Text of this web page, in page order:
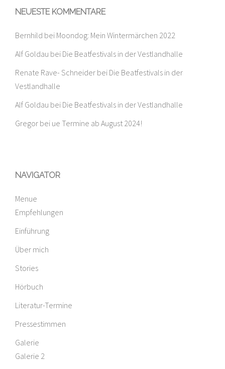
NEUESTE KOMMENTARE
Bernhild bei Moondog: Mein Wintermärchen 2022
Alf Goldau bei Die Beatfestivals in der Vestlandhalle
Renate Rave- Schneider bei Die Beatfestivals in der
Vestlandhalle
Alf Goldau bei Die Beatfestivals in der Vestlandhalle
Gregor bei ue Termine ab August 2024!
NAVIGATOR
Menue
Empfehlungen
Einführung
Über mich
Stories
Hörbuch
Literatur-Termine
Pressestimmen
Galerie
Galerie 2